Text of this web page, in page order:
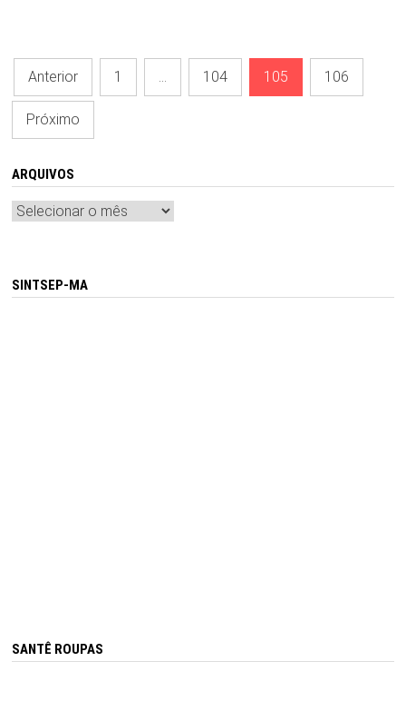
Paginação
de
posts
Anterior 1 104 105 106
Próximo
ARQUIVOS
Arquivos
SINTSEP-MA
SANTÊ ROUPAS